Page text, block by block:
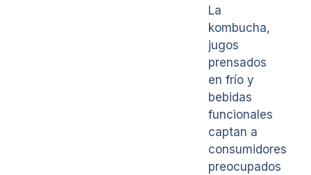
La
kombucha,
jugos
prensados
en frío y
bebidas
funcionales
captan a
consumidores
preocupados